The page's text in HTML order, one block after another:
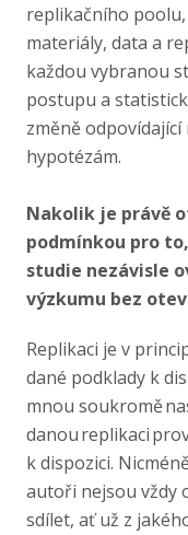
replikačního
materiály, data a
každou vybranou
postupu a
změně
hypotézám.
Nakolik je právě
podmínkou pro
studie nezávisle
výzkumu bez
Replikaci je v
dané podklady k
mnou soukromě
danou replikaci
k dispozici.
autoři nejsou vždy
sdílet, ať už z